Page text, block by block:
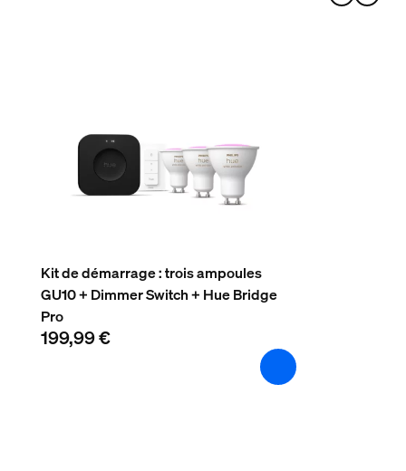
Kit de démarrage : trois ampoules
GU10 + Dimmer Switch + Hue Bridge
Pro
199,99 €